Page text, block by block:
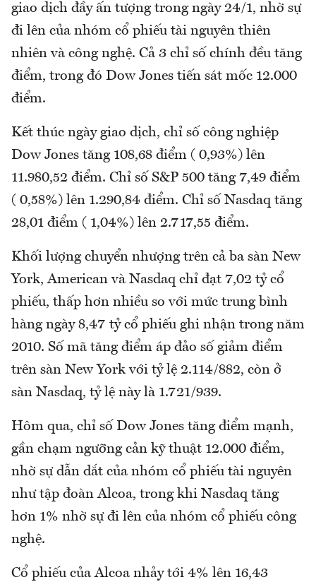
giao dịch đầy ấn tượng trong ngày 24/1, nhờ sự
đi lên của nhóm cổ phiếu tài nguyên thiên
nhiên và công nghệ. Cả 3 chỉ số chính đều tăng
điểm, trong đó Dow Jones tiến sát mốc 12.000
điểm.
Kết thúc ngày giao dịch, chỉ số công nghiệp
Dow Jones tăng 108,68 điểm ( 0,93%) lên
11.980,52 điểm. Chỉ số S&P 500 tăng 7,49 điểm
( 0,58%) lên 1.290,84 điểm. Chỉ số Nasdaq tăng
28,01 điểm ( 1,04%) lên 2.717,55 điểm.
Khối lượng chuyển nhượng trên cả ba sàn New
York, American và Nasdaq chỉ đạt 7,02 tỷ cổ
phiếu, thấp hơn nhiều so với mức trung bình
hàng ngày 8,47 tỷ cổ phiếu ghi nhận trong năm
2010. Số mã tăng điểm áp đảo số giảm điểm
trên sàn New York với tỷ lệ 2.114/882, còn ở
sàn Nasdaq, tỷ lệ này là 1.721/939.
Hôm qua, chỉ số Dow Jones tăng điểm mạnh,
gần chạm ngưỡng cản kỹ thuật 12.000 điểm,
nhờ sự dẫn dắt của nhóm cổ phiếu tài nguyên
như tập đoàn Alcoa, trong khi Nasdaq tăng
hơn 1% nhờ sự đi lên của nhóm cổ phiếu công
nghệ.
Cổ phiếu của Alcoa nhảy tới 4% lên 16,43